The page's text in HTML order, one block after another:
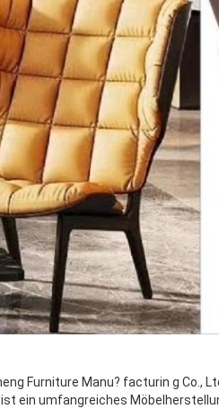
Furniture Manu? facturin g Co.,
ist ein umfangreiches